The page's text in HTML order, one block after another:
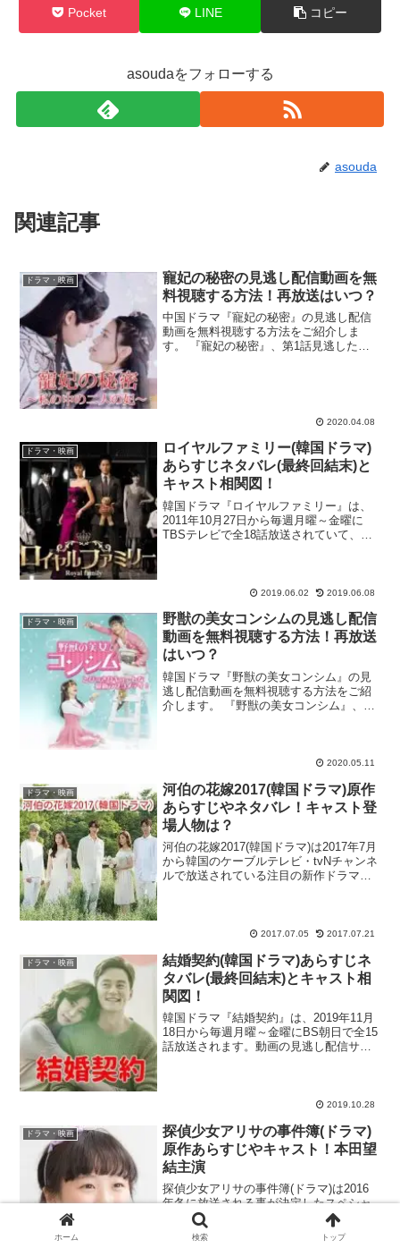
Pocket LINE コピー
asoudaをフォローする
asouda
関連記事
ドラマ・映画
寵妃の秘密の見逃し配信動画を無
料視聴する方法！再放送はいつ？
中国ドラマ『寵妃の秘密』の見逃し配信
動画を無料視聴する方法をご紹介しま
す。 『寵妃の秘密』、第1話見逃した
2020.04.08
ドラマ・映画
ロイヤルファミリー(韓国ドラマ)
あらすじネタバレ(最終回結末)と
キャスト相関図！
韓国ドラマ『ロイヤルファミリー』は、
2011年10月27日から毎週月曜～金曜に
TBSテレビで全18話放送されていて、動
2019.06.02 2019.06.08
ドラマ・映画
野獣の美女コンシムの見逃し配信
動画を無料視聴する方法！再放送
はいつ？
韓国ドラマ『野獣の美女コンシム』の見
逃し配信動画を無料視聴する方法をご紹
介します。 『野獣の美女コンシム』、第
2020.05.11
ドラマ・映画
河伯の花嫁2017(韓国ドラマ)原作
あらすじやネタバレ！キャスト登
場人物は？
河伯の花嫁2017(韓国ドラマ)は2017年7月
から韓国のケーブルテレビ・tvNチャンネ
ルで放送されている注目の新作ドラマ！
2017.07.05 2017.07.21
ドラマ・映画
結婚契約(韓国ドラマ)あらすじネ
タバレ(最終回結末)とキャスト相
関図！
韓国ドラマ『結婚契約』は、2019年11月
18日から毎週月曜～金曜にBS朝日で全15
話放送されます。動画の見逃し配信サイ
2019.10.28
ドラマ・映画
探偵少女アリサの事件簿(ドラマ)
原作あらすじやキャスト！本田望
結主演
探偵少女アリサの事件簿(ドラマ)は2016
年冬に放送される事が決定したスペシャ
ルドラマ！主演を務めるのは、人気子役
として活躍するだけではなく、フィギュ
ホーム 検索 トップ